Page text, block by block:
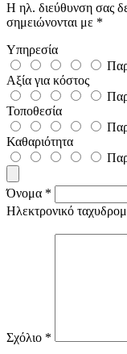
Η ηλ. διεύθυνση σας
σημειώνονται με *
Υπηρεσία
Αξία για κόστος
Τοποθεσία
Καθαριότητα
Όνομα *
Ηλεκτρονικό
Σχόλιο *